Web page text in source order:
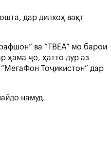
дар дилхоҳ вақт
ва “ТВЕА” мо барои
ҳама ҷо, ҳатто дур аз
Тоҷикистон” дар
намуд.